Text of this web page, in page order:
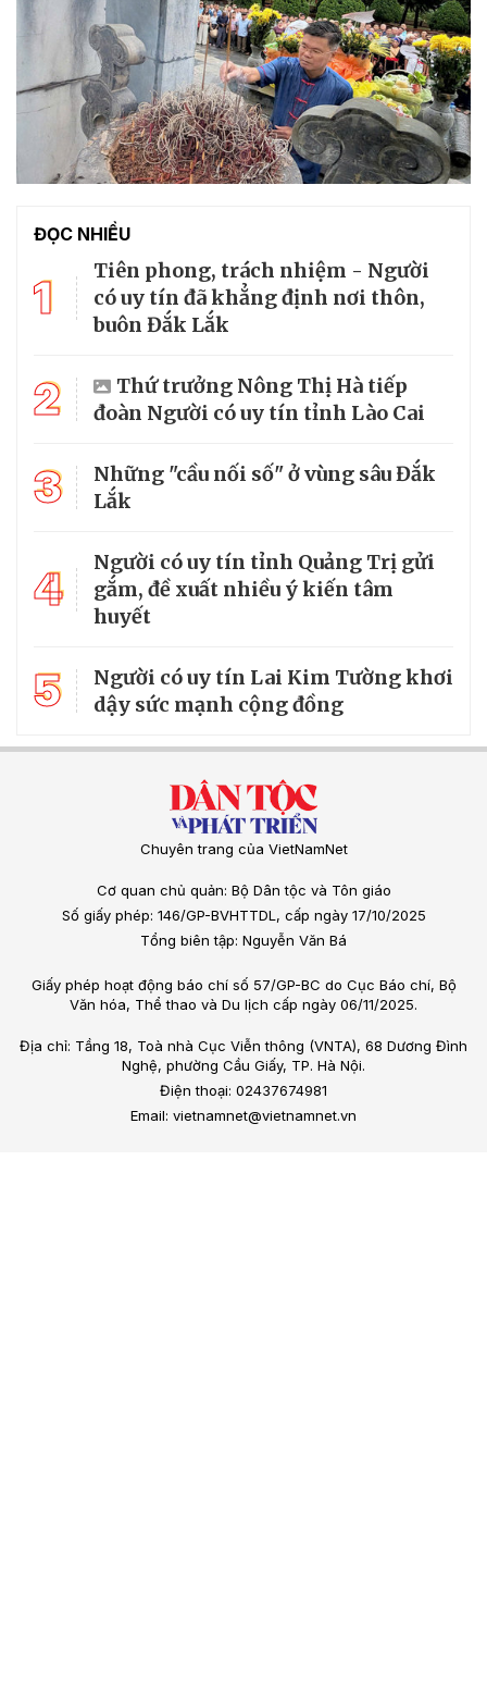
ĐỌC NHIỀU
1
Tiên phong, trách nhiệm - Người
có uy tín đã khẳng định nơi thôn,
buôn Đắk Lắk
2
Thứ trưởng Nông Thị Hà tiếp
đoàn Người có uy tín tỉnh Lào Cai
3
Những "cầu nối số" ở vùng sâu Đắk
Lắk
4
Người có uy tín tỉnh Quảng Trị gửi
gắm, đề xuất nhiều ý kiến tâm
huyết
5
Người có uy tín Lai Kim Tường khơi
dậy sức mạnh cộng đồng
Chuyên trang của VietNamNet
Cơ quan chủ quản: Bộ Dân tộc và Tôn giáo
Số giấy phép: 146/GP-BVHTTDL, cấp ngày 17/10/2025
Tổng biên tập: Nguyễn Văn Bá
Giấy phép hoạt động báo chí số 57/GP-BC do Cục Báo chí, Bộ
Văn hóa, Thể thao và Du lịch cấp ngày 06/11/2025.
Địa chỉ: Tầng 18, Toà nhà Cục Viễn thông (VNTA), 68 Dương Đình
Nghệ, phường Cầu Giấy, TP. Hà Nội.
Điện thoại: 02437674981
Email: vietnamnet@vietnamnet.vn